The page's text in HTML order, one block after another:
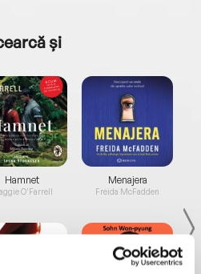
și
Hamnet
O'Farrell
Menajera
Freida McFadden